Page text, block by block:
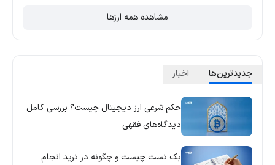
مشاهده همه ارزها
جدید‌ترین‌ها اخبار
حکم شرعی ارز دیجیتال چیست؟ بررسی کامل
دیدگاه‌های فقهی
بک تست چیست و چگونه در ترید انجام